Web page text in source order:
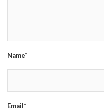
Name*
Email*